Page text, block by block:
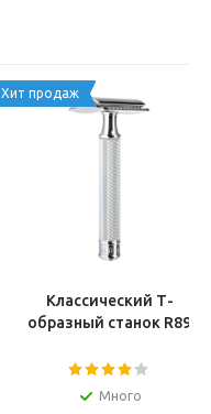
Хит продаж
Классический Т-
образный станок R89
Много